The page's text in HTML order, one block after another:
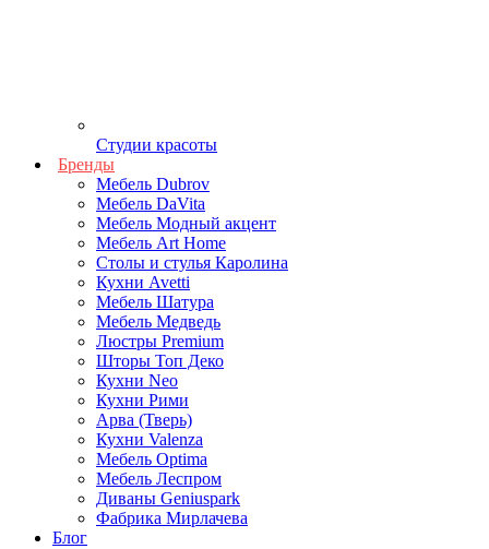
Студии красоты
Бренды
Мебель Dubrov
Мебель DaVita
Мебель Модный акцент
Мебель Art Home
Столы и стулья Каролина
Кухни Avetti
Мебель Шатура
Мебель Медведь
Люстры Premium
Шторы Топ Деко
Кухни Neo
Кухни Рими
Арва (Тверь)
Кухни Valenza
Мебель Optima
Мебель Леспром
Диваны Geniuspark
Фабрика Мирлачева
Блог